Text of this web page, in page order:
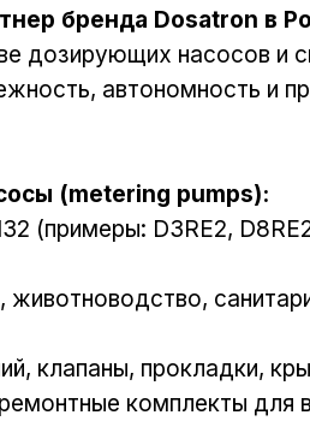
бренда Dosatron в
дозирующих насосов и
автономность и
(metering pumps):
(примеры: D3RE2,
клапаны, прокладки,
комплекты для